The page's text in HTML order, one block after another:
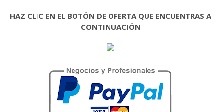
HAZ CLIC EN EL BOTÓN DE OFERTA QUE ENCUENTRAS A
CONTINUACIÓN